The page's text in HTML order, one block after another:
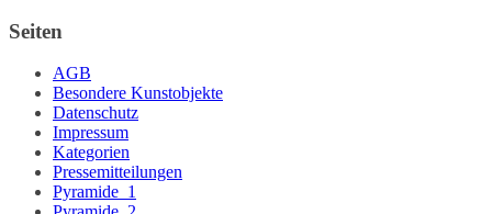
Seiten
AGB
Besondere Kunstobjekte
Datenschutz
Impressum
Kategorien
Pressemitteilungen
Pyramide_1